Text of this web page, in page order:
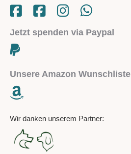
Jetzt spenden via Paypal
Unsere Amazon Wunschliste
Wir danken unserem Partner: